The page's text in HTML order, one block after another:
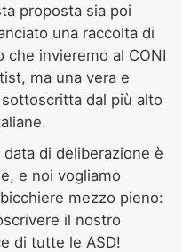
proposta sia poi
una raccolta di
che invieremo al CONI
ma una vera e
dal più alto
di deliberazione è
e noi vogliamo
mezzo pieno:
il nostro
di tutte le ASD!